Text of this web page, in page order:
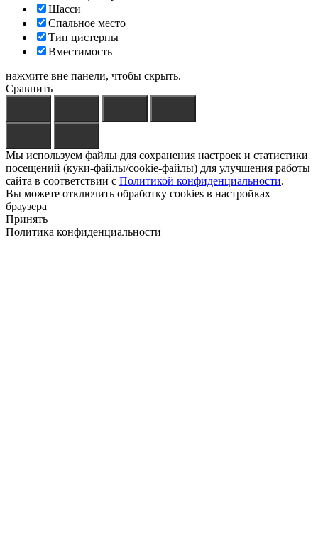
Шасси
Спальное место
Тип цистерны
Вместимость
нажмите вне панели, чтобы скрыть.
Сравнить
Мы используем файлы для сохранения настроек и статистики
посещений (куки-файлы/cookie-файлы) для улучшения работы
сайта в соответствии с Политикой конфиденциальности.
Вы можете отключить обработку cookies в настройках
браузера
Принять
Политика конфиденциальности